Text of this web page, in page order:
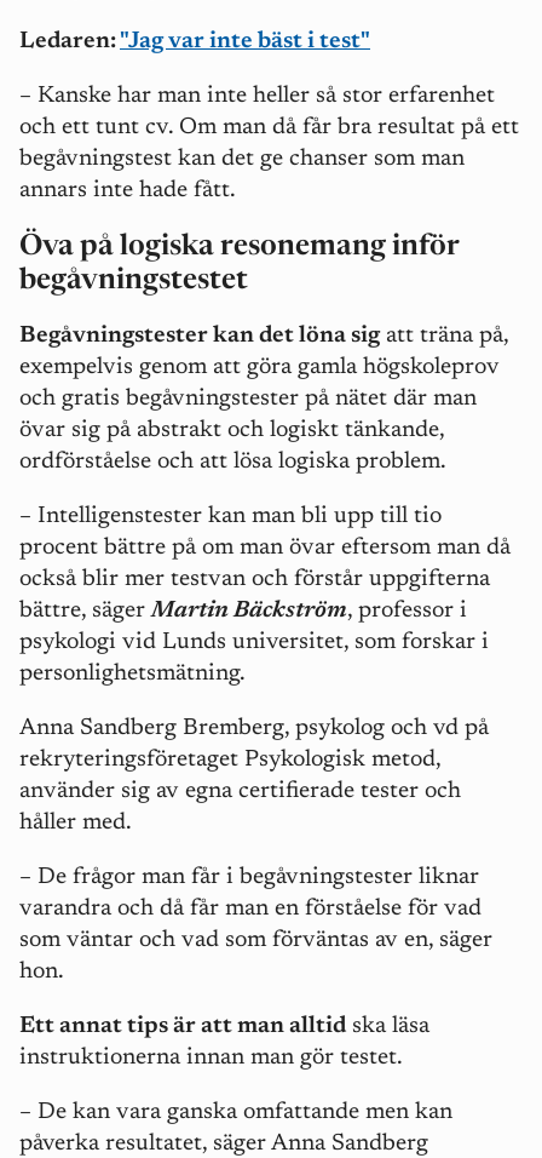
Ledaren: "Jag var inte bäst i test"
– Kanske har man inte heller så stor erfarenhet
och ett tunt cv. Om man då får bra resultat på ett
begåvningstest kan det ge chanser som man
annars inte hade fått.
Öva på logiska resonemang inför
begåvningstestet
Begåvningstester kan det löna sigatt träna på,
exempelvis genom att göra gamla högskoleprov
och gratis begåvningstester på nätet där man
övar sig på abstrakt och logiskt tänkande,
ordförståelse och att lösa logiska problem.
– Intelligenstester kan man bli upp till tio
procent bättre på om man övar eftersom man då
också blir mer testvan och förstår uppgifterna
bättre, sägerMartin Bäckström, professor i
psykologi vid Lunds universitet, som forskar i
personlighetsmätning.
Anna Sandberg Bremberg, psykolog och vd på
rekryteringsföretaget Psykologisk metod,
använder sig av egna certifierade tester och
håller med.
– De frågor man får i begåvningstester liknar
varandra och då får man en förståelse för vad
som väntar och vad som förväntas av en, säger
hon.
Ett annat tips är att man alltid ska läsa
instruktionerna innan man gör testet.
– De kan vara ganska omfattande men kan
påverka resultatet, säger Anna Sandberg